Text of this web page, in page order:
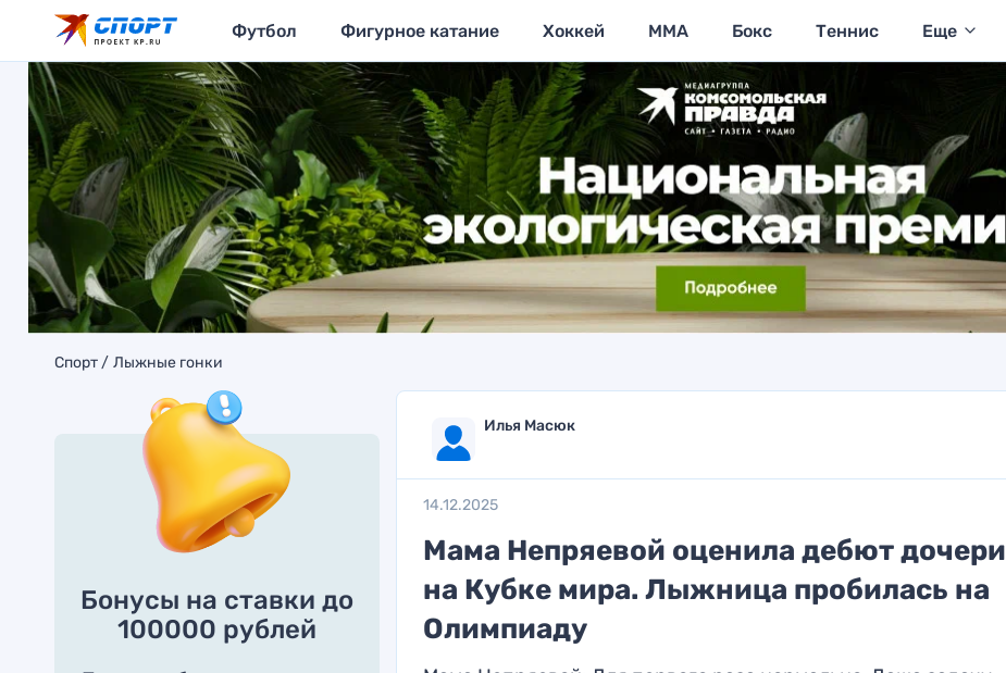
Футбол Фигурное катание Хоккей MMA Бокс Теннис Еще
Спорт Лыжные гонки
Бонусы на ставки до
100000 рублей
Илья Масюк
14.12.2025
Мама Непряевой оценила дебют дочери
на Кубке мира. Лыжница пробилась на
Олимпиаду